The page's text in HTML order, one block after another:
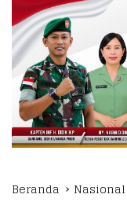
Beranda Nasional